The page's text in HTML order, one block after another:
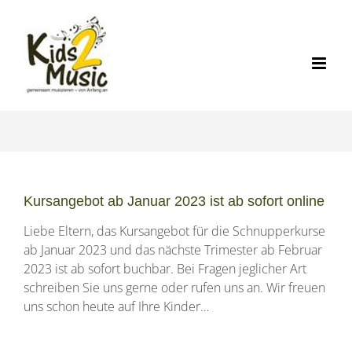
springen
Kursangebot ab Januar 2023 ist ab sofort online
Liebe Eltern, das Kursangebot für die Schnupperkurse
ab Januar 2023 und das nächste Trimester ab Februar
2023 ist ab sofort buchbar. Bei Fragen jeglicher Art
schreiben Sie uns gerne oder rufen uns an. Wir freuen
uns schon heute auf Ihre Kinder…